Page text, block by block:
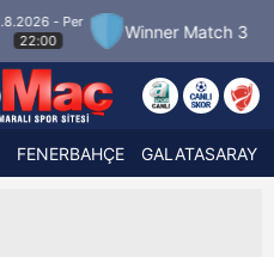
Winner Match 3 Boluspor
FENERBAHÇE GALATASARAY